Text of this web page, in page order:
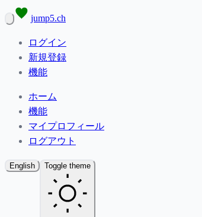
jump5.ch
ログイン
新規登録
機能
ホーム
機能
マイプロフィール
ログアウト
English Toggle theme